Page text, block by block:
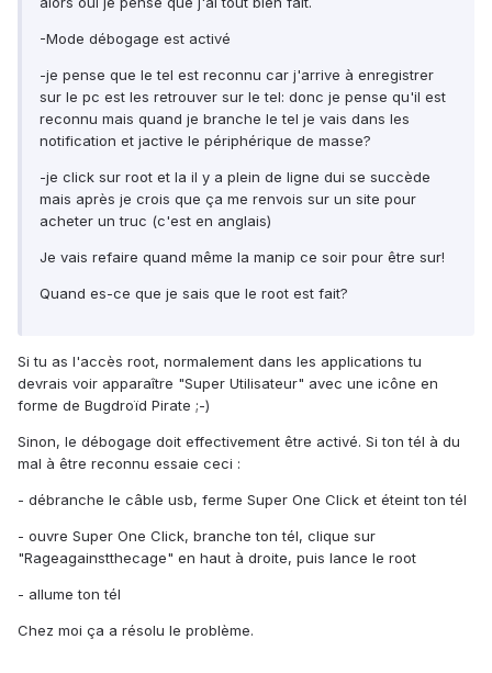
-Mode débogage est activé
-je pense que le tel est reconnu car j'arrive à enregistrer
sur le pc est les retrouver sur le tel: donc je pense qu'il est
reconnu mais quand je branche le tel je vais dans les
notification et jactive le périphérique de masse?
-je click sur root et la il y a plein de ligne dui se succède
mais après je crois que ça me renvois sur un site pour
acheter un truc (c'est en anglais)
Je vais refaire quand même la manip ce soir pour être sur!
Quand es-ce que je sais que le root est fait?
Si tu as l'accès root, normalement dans les applications tu
devrais voir apparaître "Super Utilisateur" avec une icône en
forme de Bugdroïd Pirate ;-)
Sinon, le débogage doit effectivement être activé. Si ton tél à du
mal à être reconnu essaie ceci :
- débranche le câble usb, ferme Super One Click et éteint ton tél
- ouvre Super One Click, branche ton tél, clique sur
"Rageagainstthecage" en haut à droite, puis lance le root
- allume ton tél
Chez moi ça a résolu le problème.